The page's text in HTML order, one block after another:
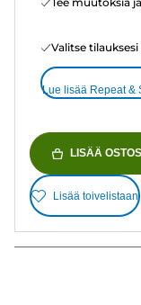
Valitse
Lue lisää Repeat &
LISÄÄ
Lisää toivelistaan